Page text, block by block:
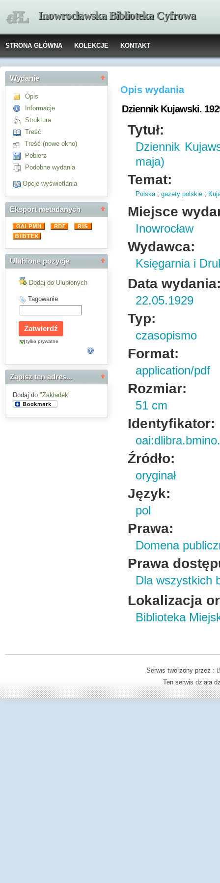
Inowrocławska Biblioteka Cyfrowa
STRONA GŁÓWNA KOLEKCJE KONTAKT
Wydanie
Opis
Informacje
Struktura
Treść
Treść (nowe okno)
Pobierz
Podobne wydania
Opcje wyświetlania
Eksport metadanych
Ulubione pozycje
Dodaj do Ulubionych
Tagowanie
tylko prywatne
Zapisz ten adres...
Dodaj do "Zakładek"
Opis wydania
Dziennik Kujawski.
Tytuł:
Dziennik
maja)
Temat:
Polska;gazety polskie ;
Miejsce
Inowrocław
Wydawca:
Księgarnia i
Data
22.05.1929
Typ:
czasopismo
Format:
application/pdf
Rozmiar:
51 cm
Identyfikator:
Źródło:
oryginał
Język:
pol
Prawa:
Domena
Prawa
Dla wszystkich
Lokalizacja
Biblioteka
Serwis tworzony przez :
Ten serwis działa